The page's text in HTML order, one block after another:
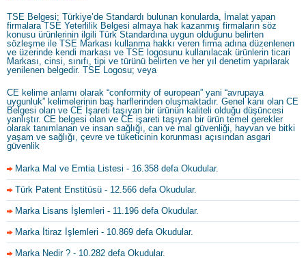
TSE Belgesi; Türkiye’de Standardı bulunan konularda, İmalat yapan
firmalara TSE Yeterlilik Belgesi almaya hak kazanmış firmaların söz
konusu ürünlerinin ilgili Türk Standardına uygun olduğunu belirten
sözleşme ile TSE Markası kullanma hakkı veren firma adına düzenlenen
ve üzerinde kendi markası ve TSE logosunu kullanılacak ürünlerin ticari
Markası, cinsi, sınıfı, tipi ve türünü belirten ve her yıl denetim yapılarak
yenilenen belgedir. TSE Logosu; veya
CE kelime anlamı olarak “conformity of european” yani “avrupaya
uygunluk” kelimelerinin baş harflerinden oluşmaktadır. Genel kanı olan CE
Belgesi olan ve CE İşareti taşıyan bir ürünün kaliteli olduğu düşüncesi
yanlıştır. CE belgesi olan ve CE işareti taşıyan bir ürün temel gerekler
olarak tanımlanan ve insan sağlığı, can ve mal güvenliği, hayvan ve bitki
yaşam ve sağlığı, çevre ve tüketicinin korunması açısından asgari
güvenlik
Marka Mal ve Emtia Listesi - 16.358 defa Okudular.
Türk Patent Enstitüsü - 12.566 defa Okudular.
Marka Lisans İşlemleri - 11.196 defa Okudular.
Marka İtiraz İşlemleri - 10.869 defa Okudular.
Marka Nedir ? - 10.282 defa Okudular.